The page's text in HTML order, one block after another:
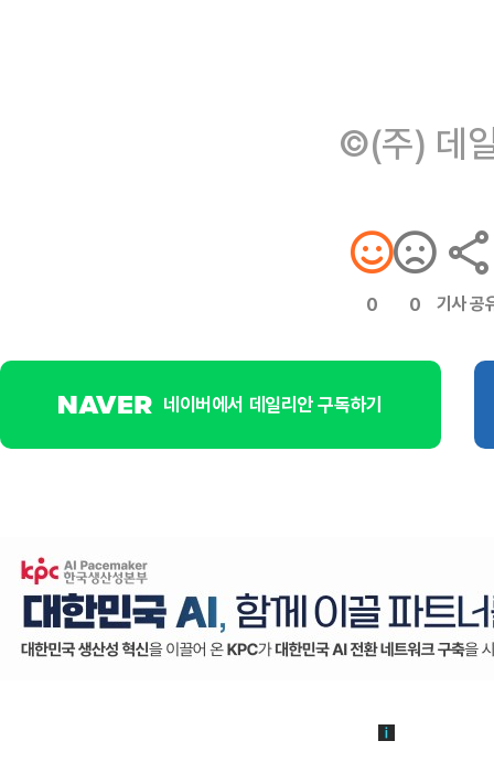
©(주) 데
0 0 기사 공
네이버에서 데일리안 구독하기